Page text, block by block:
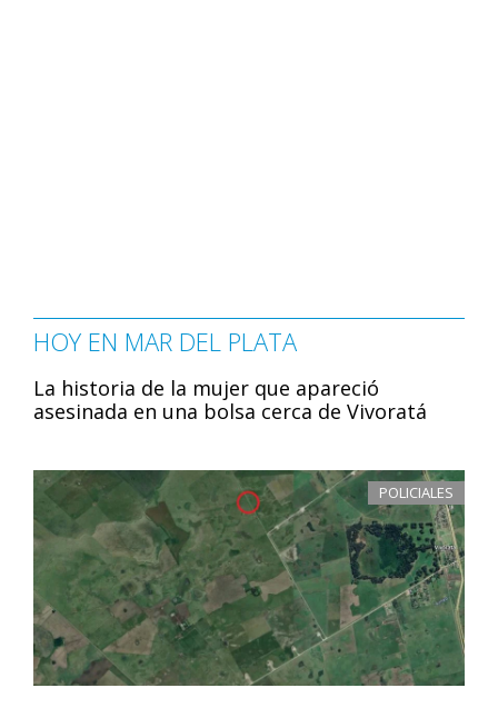
HOY EN MAR DEL PLATA
La historia de la mujer que apareció
asesinada en una bolsa cerca de Vivoratá
POLICIALES